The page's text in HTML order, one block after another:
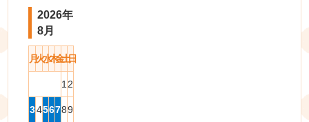
2026年
8月
月火水木金土日
1 2
3456789